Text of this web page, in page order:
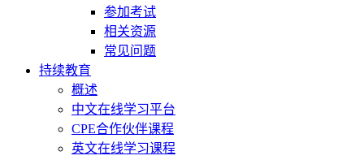
参加考试
相关资源
常见问题
持续教育
概述
中文在线学习平台
CPE合作伙伴课程
英文在线学习课程